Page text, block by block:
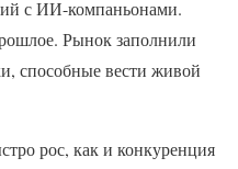
с ИИ-компаньонами.
Рынок заполнили
способные вести живой
рос, как и конкуренция